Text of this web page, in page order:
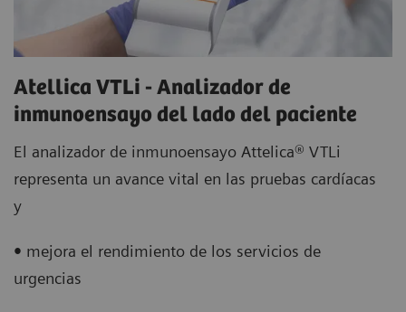
Atellica VTLi - Analizador de
inmunoensayo del lado del paciente
El analizador de inmunoensayo Attelica® VTLi
representa un avance vital en las pruebas cardíacas
y
• mejora el rendimiento de los servicios de
urgencias